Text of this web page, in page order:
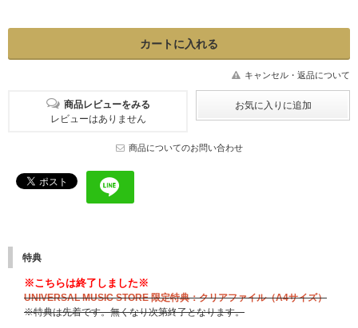
キャンセル・返品について
商品レビューをみる
レビューはありません
商品についてのお問い合わせ
特典
※こちらは終了しました※
UNIVERSAL MUSIC STORE 限定特典：クリアファイル（A4サイズ）
※特典は先着です。無くなり次第終了となります。